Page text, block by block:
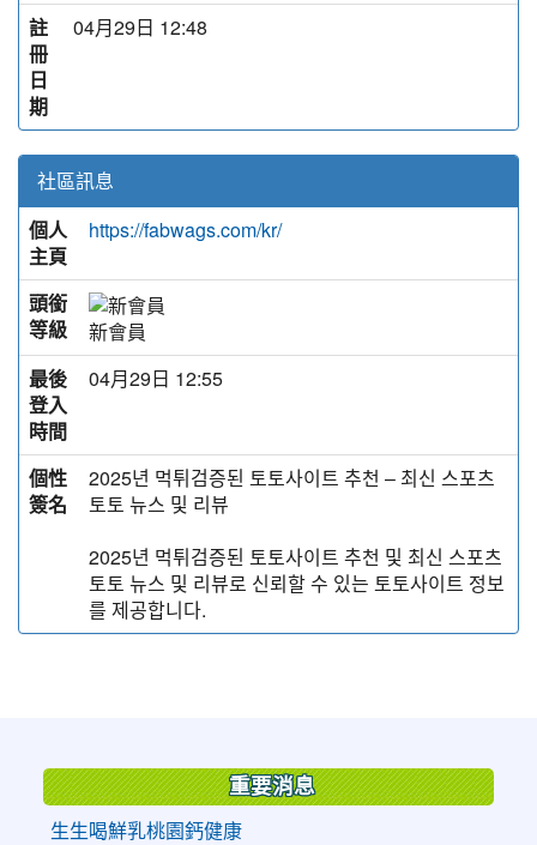
註
冊
日
期
04月29日 12:48
社區訊息
個人
主頁
https://fabwags.com/kr/
頭銜
等級
新會員
最後
登入
時間
04月29日 12:55
個性
簽名
2025년 먹튀검증된 토토사이트 추천 – 최신 스포츠
토토 뉴스 및 리뷰
2025년 먹튀검증된 토토사이트 추천 및 최신 스포츠
토토 뉴스 및 리뷰로 신뢰할 수 있는 토토사이트 정보
를 제공합니다.
重要消息
生生喝鮮乳桃園鈣健康